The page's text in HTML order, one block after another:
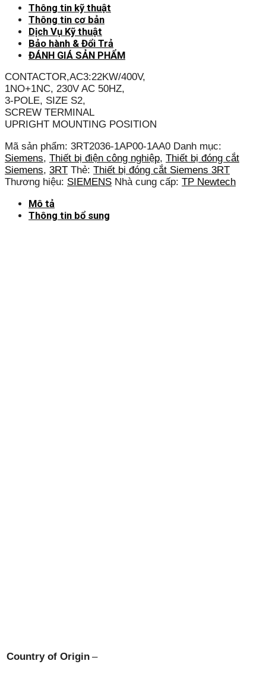
Thông tin kỹ thuật
Thông tin cơ bản
Dịch Vụ Kỹ thuật
Bảo hành & Đổi Trả
ĐÁNH GIÁ SẢN PHẨM
CONTACTOR,AC3:22KW/400V,
1NO+1NC, 230V AC 50HZ,
3-POLE, SIZE S2,
SCREW TERMINAL
UPRIGHT MOUNTING POSITION
Mã sản phẩm: 3RT2036-1AP00-1AA0 Danh mục:
Siemens, Thiết bị điện công nghiệp, Thiết bị đóng cắt
Siemens, 3RT Thẻ: Thiết bị đóng cắt Siemens 3RT
Thương hiệu: SIEMENS Nhà cung cấp: TP Newtech
Mô tả
Thông tin bổ sung
Country of Origin –